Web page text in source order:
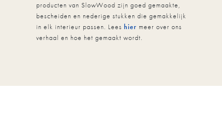
producten van SlowWood zijn goed gemaakte,
bescheiden en nederige stukken die gemakkelijk
in elk interieur passen. Lees hier meer over ons
verhaal en hoe het gemaakt wordt.